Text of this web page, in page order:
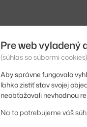
Pre web vyladený
(súhlas so súbormi cookies)
Aby správne fungovalo
ľahko zistiť stav svojej
neobťažovali nevhodnou
Na to potrebujeme váš